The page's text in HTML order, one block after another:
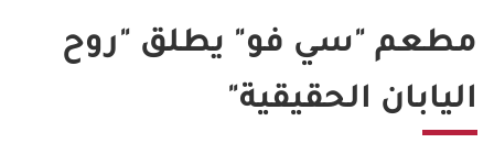
مطعم "سي فو" يطلق "روح
اليابان الحقيقية"